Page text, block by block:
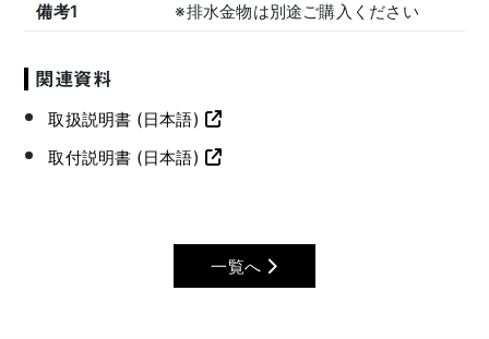
備考1
※排水金物は別途ご購入ください
関連資料
取扱説明書 (日本語)
取付説明書 (日本語)
一覧へ